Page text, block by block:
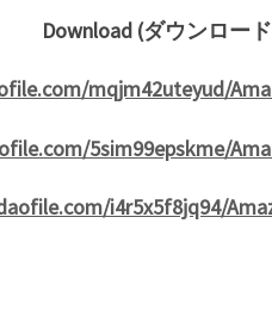
Download (ダウンロー
mqjm42uteyud/
5sim99epskme/
i4r5x5f8jq94/